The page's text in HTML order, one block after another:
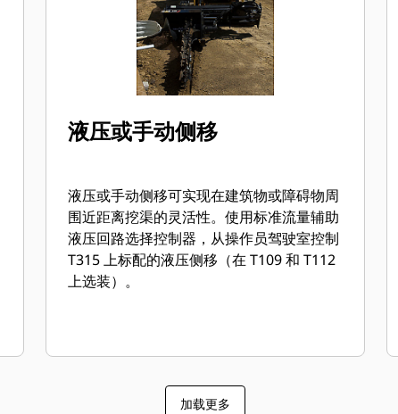
液压或手动侧移
液压或手动侧移可实现在建筑物或障碍物周
围近距离挖渠的灵活性。使用标准流量辅助
液压回路选择控制器，从操作员驾驶室控制
T315 上标配的液压侧移（在 T109 和 T112
上选装）。
加载更多